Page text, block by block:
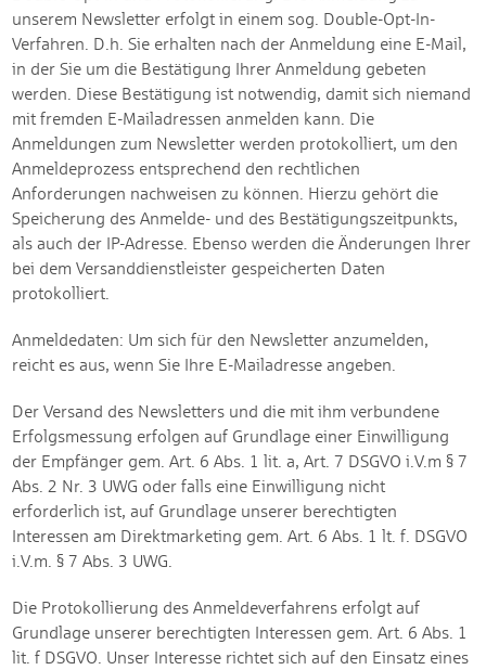
unserem Newsletter erfolgt in einem sog. Double-Opt-In-
Verfahren. D.h. Sie erhalten nach der Anmeldung eine E-Mail,
in der Sie um die Bestätigung Ihrer Anmeldung gebeten
werden. Diese Bestätigung ist notwendig, damit sich niemand
mit fremden E-Mailadressen anmelden kann. Die
Anmeldungen zum Newsletter werden protokolliert, um den
Anmeldeprozess entsprechend den rechtlichen
Anforderungen nachweisen zu können. Hierzu gehört die
Speicherung des Anmelde- und des Bestätigungszeitpunkts,
als auch der IP-Adresse. Ebenso werden die Änderungen Ihrer
bei dem Versanddienstleister gespeicherten Daten
protokolliert.
Anmeldedaten: Um sich für den Newsletter anzumelden,
reicht es aus, wenn Sie Ihre E-Mailadresse angeben.
Der Versand des Newsletters und die mit ihm verbundene
Erfolgsmessung erfolgen auf Grundlage einer Einwilligung
der Empfänger gem. Art. 6 Abs. 1 lit. a, Art. 7 DSGVO i.V.m § 7
Abs. 2 Nr. 3 UWG oder falls eine Einwilligung nicht
erforderlich ist, auf Grundlage unserer berechtigten
Interessen am Direktmarketing gem. Art. 6 Abs. 1 lt. f. DSGVO
i.V.m. § 7 Abs. 3 UWG.
Die Protokollierung des Anmeldeverfahrens erfolgt auf
Grundlage unserer berechtigten Interessen gem. Art. 6 Abs. 1
lit. f DSGVO. Unser Interesse richtet sich auf den Einsatz eines